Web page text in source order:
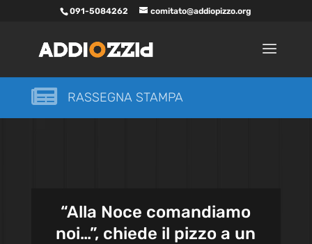
091-5084262 comitato@addiopizzo.org
 RASSEGNA STAMPA
“Alla Noce comandiamo
noi…”, chiede il pizzo a un